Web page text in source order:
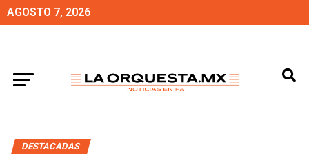
AGOSTO 7, 2026
DESTACADAS